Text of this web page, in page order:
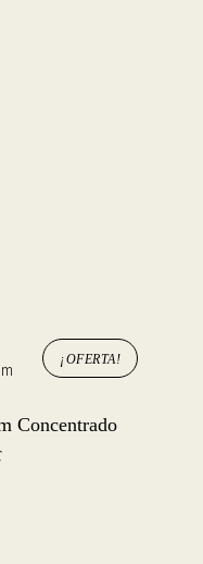
¡OFERTA!
Concentrado
El